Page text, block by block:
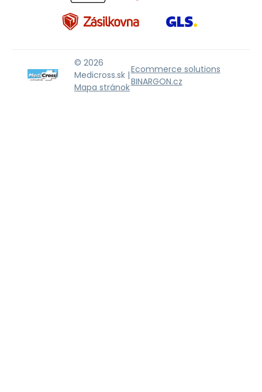
© 2026
Medicross.sk |
Mapa stránok
Ecommerce solutions
BINARGON.cz